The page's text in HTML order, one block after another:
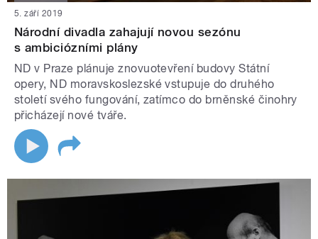
5. září 2019
Národní divadla zahajují novou sezónu
s ambiciózními plány
ND v Praze plánuje znovuotevření budovy Státní
opery, ND moravskoslezské vstupuje do druhého
století svého fungování, zatímco do brněnské činohry
přicházejí nové tváře.